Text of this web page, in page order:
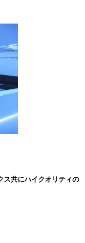
共にハイクオリティの